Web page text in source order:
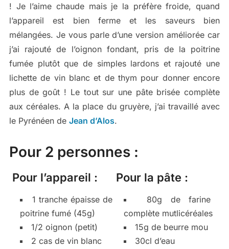
! Je l’aime chaude mais je la préfère froide, quand
l’appareil est bien ferme et les saveurs bien
mélangées. Je vous parle d’une version améliorée car
j’ai rajouté de l’oignon fondant, pris de la poitrine
fumée plutôt que de simples lardons et rajouté une
lichette de vin blanc et de thym pour donner encore
plus de goût ! Le tout sur une pâte brisée complète
aux céréales. A la place du gruyère, j’ai travaillé avec
le Pyrénéen de Jean d’Alos.
Pour 2 personnes :
Pour l’appareil :
1 tranche épaisse de
poitrine fumé (45g)
1/2 oignon (petit)
2 cas de vin blanc
Pour la pâte :
80g de farine
complète mutlicéréales
15g de beurre mou
30cl d’eau